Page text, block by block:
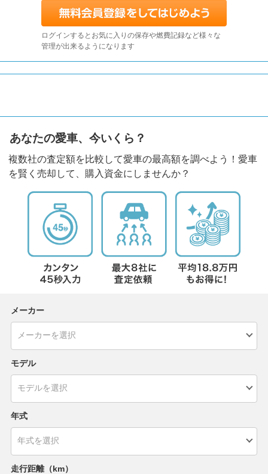
ログインするとお気に入りの保存や燃費記録など様々な
管理が出来るようになります
あなたの愛車、今いくら？
複数社の査定額を比較して愛車の最高額を調べよう！愛車
を賢く売却して、購入資金にしませんか？
メーカー
モデル
年式
走行距離（km）